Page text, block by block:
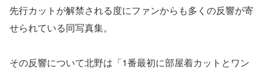
先行カットが解禁される度にファンからも多くの反響が寄
せられている同写真集。
その反響について北野は「1番最初に部屋着カットとワン